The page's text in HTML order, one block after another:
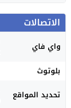
الاتصالات
واي فاي
بلوتوث
تحديد المواقع